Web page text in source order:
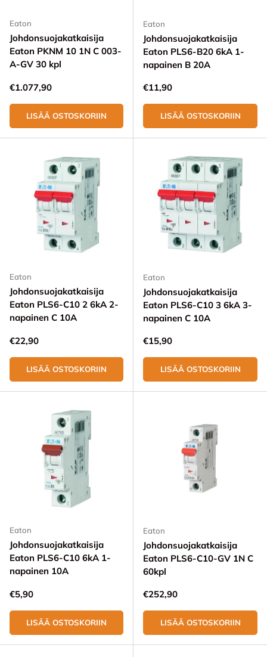
Eaton
Johdonsuojakatkaisija
Eaton PKNM 10 1N C 003-
A-GV 30 kpl
Normaali hinta
€1.077,90
LISÄÄ OSTOSKORIIN
Eaton
Johdonsuojakatkaisija
Eaton PLS6-B20 6kA 1-
napainen B 20A
Normaali hinta
€11,90
LISÄÄ OSTOSKORIIN
Eaton
Johdonsuojakatkaisija
Eaton PLS6-C10 2 6kA 2-
napainen C 10A
Normaali hinta
€22,90
LISÄÄ OSTOSKORIIN
Eaton
Johdonsuojakatkaisija
Eaton PLS6-C10 3 6kA 3-
napainen C 10A
Normaali hinta
€15,90
LISÄÄ OSTOSKORIIN
Eaton
Johdonsuojakatkaisija
Eaton PLS6-C10 6kA 1-
napainen 10A
Normaali hinta
€5,90
LISÄÄ OSTOSKORIIN
Eaton
Johdonsuojakatkaisija
Eaton PLS6-C10-GV 1N C
60kpl
Normaali hinta
€252,90
LISÄÄ OSTOSKORIIN